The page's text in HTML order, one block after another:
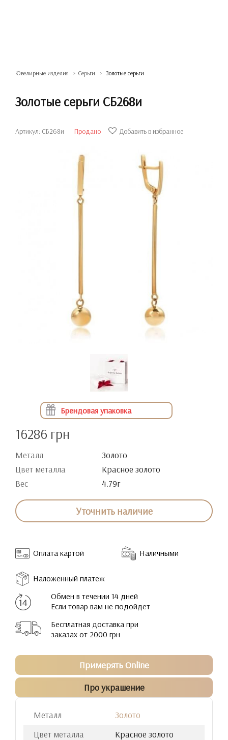
Ювелирные изделия Серьги Золотые серьги
Золотые серьги СБ268и
Артикул: СБ268и Продано Добавить в избранное
Брендовая упаковка
16286 грн
Металл
Золото
Цвет металла
Красное золото
Вес
4.79г
Уточнить наличие
Оплата картой Наличными
Наложенный платеж
Обмен в течении 14 дней
Если товар вам не подойдет
Бесплатная доставка при
заказах от 2000 грн
Примерять Online
Про украшение
Металл
Золото
Цвет металла
Красное золото